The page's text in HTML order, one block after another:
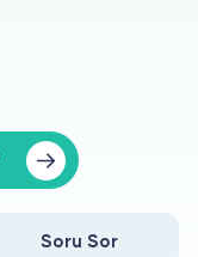
Soru Sor